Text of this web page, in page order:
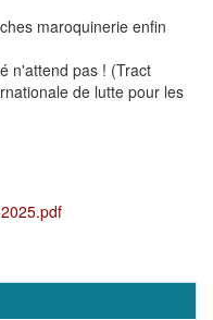
maroquinerie enfin
n'attend pas ! (Tract
de lutte pour les